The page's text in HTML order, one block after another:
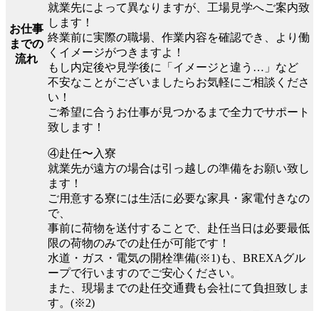
お仕事
までの
流れ
就業先によって異なりますが、工場見学へご案内致
します！
終業前に実際の職場、作業内容を確認でき、より働
くイメージがつきますよ！
もし内定後や見学後に「イメージと違う…」など
不安なことがございましたらお気軽にご相談くださ
い！
ご希望に合うお仕事が見つかるまで全力でサポート
致します！
④赴任〜入寮
就業先が遠方の場合は引っ越しの準備をお願い致し
ます！
ご用意する寮には生活に必要な家具・家電付きなの
で、
事前に荷物を送付することで、赴任当日は必要最低
限の荷物のみでの赴任が可能です！
水道・ガス・電気の開栓準備(※1)も、BREXAグル
ープで行いますのでご安心ください。
また、現場までの赴任交通費も会社にて負担致しま
す。(※2)